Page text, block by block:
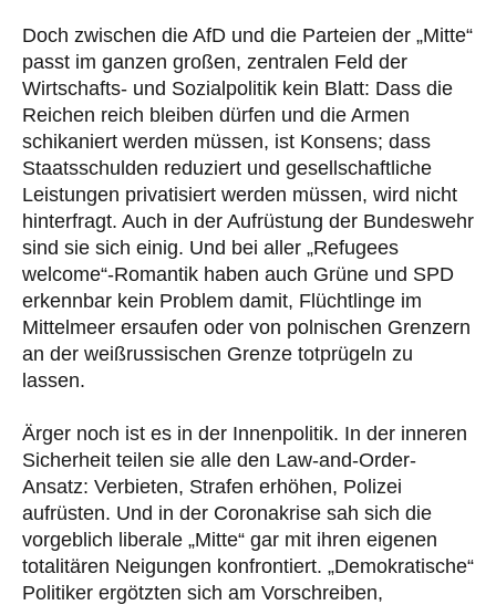
Doch zwischen die AfD und die Parteien der „Mitte“
passt im ganzen großen, zentralen Feld der
Wirtschafts- und Sozialpolitik kein Blatt: Dass die
Reichen reich bleiben dürfen und die Armen
schikaniert werden müssen, ist Konsens; dass
Staatsschulden reduziert und gesellschaftliche
Leistungen privatisiert werden müssen, wird nicht
hinterfragt. Auch in der Aufrüstung der Bundeswehr
sind sie sich einig. Und bei aller „Refugees
welcome“-Romantik haben auch Grüne und SPD
erkennbar kein Problem damit, Flüchtlinge im
Mittelmeer ersaufen oder von polnischen Grenzern
an der weißrussischen Grenze totprügeln zu
lassen.
Ärger noch ist es in der Innenpolitik. In der inneren
Sicherheit teilen sie alle den Law-and-Order-
Ansatz: Verbieten, Strafen erhöhen, Polizei
aufrüsten. Und in der Coronakrise sah sich die
vorgeblich liberale „Mitte“ gar mit ihren eigenen
totalitären Neigungen konfrontiert. „Demokratische“
Politiker ergötzten sich am Vorschreiben,